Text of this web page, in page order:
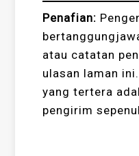
Penafian:
atau catatan
ulasan laman
yang tertera
pengirim